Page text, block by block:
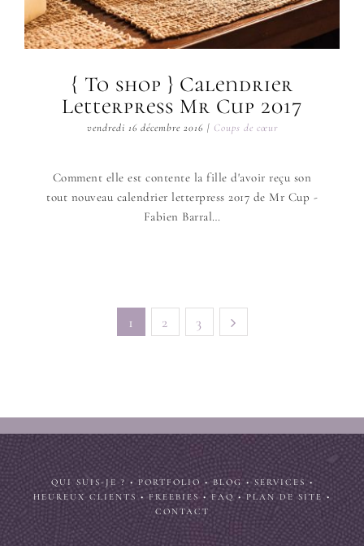
{ To shop } Calendrier
Letterpress Mr Cup 2017
vendredi 16 décembre 2016 | Coups de cœur
Comment elle est contente la fille d'avoir reçu son
tout nouveau calendrier letterpress 2017 de Mr Cup -
Fabien Barral…
1 2 3
QUI SUIS-JE ? • PORTFOLIO •BLOG •SERVICES •
HEUREUX CLIENTS • FREEBIES•FAQ •PLAN DE SITE•
CONTACT